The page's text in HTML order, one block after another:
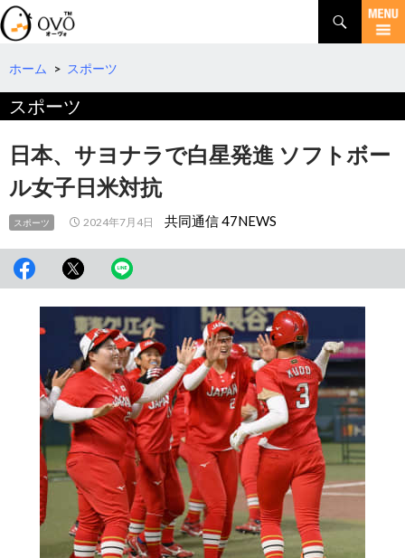
検
索
コ
テ
へ
ホーム > スポーツ
スポーツ
日本、サヨナラで白星発進 ソフトボー
ル女子日米対抗
スポーツ 2024年7月4日 共同通信 47NEWS